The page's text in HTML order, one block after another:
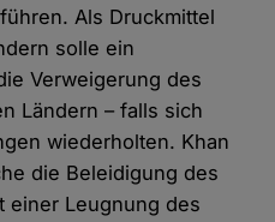
Als Druckmittel
solle ein
Verweigerung des
Ländern – falls sich
wiederholten. Khan
die Beleidigung des
einer Leugnung des